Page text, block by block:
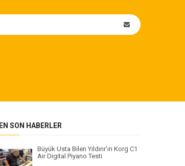
EN SON HABERLER
Büyük Usta Bilen Yıldırır'ın Korg C1
Air Digital Piyano Testi